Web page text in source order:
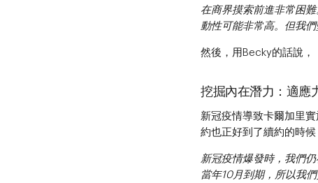
在商界摸索前進非常困
動性可能非常高。但我
然後，用Becky的話說，
挖掘內在潛力：適應
新冠疫情導致卡爾加里
約也正好到了續約的時候
新冠疫情爆發時，我們
當年10月到期，所以我